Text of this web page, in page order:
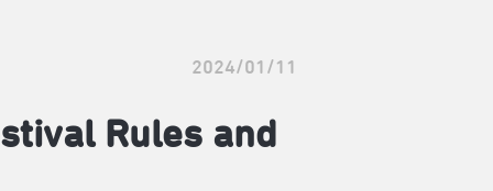
2024/01/11
Rules and